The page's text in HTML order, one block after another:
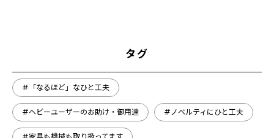
タグ
#「なるほど」なひと工夫
#ヘビーユーザーのお助け・御用達 #ノベルティにひと工夫